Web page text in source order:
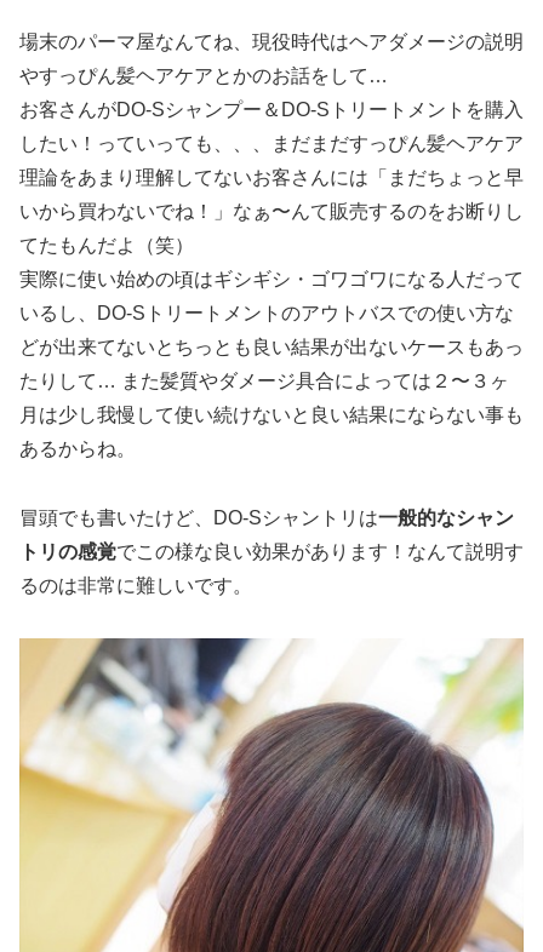
場末のパーマ屋なんてね、現役時代はヘアダメージの説明
やすっぴん髪ヘアケアとかのお話をして…
お客さんがDO-Sシャンプー＆DO-Sトリートメントを購入
したい！っていっても、、、まだまだすっぴん髪ヘアケア
理論をあまり理解してないお客さんには「まだちょっと早
いから買わないでね！」なぁ〜んて販売するのをお断りし
てたもんだよ（笑）
実際に使い始めの頃はギシギシ・ゴワゴワになる人だって
いるし、DO-Sトリートメントのアウトバスでの使い方な
どが出来てないとちっとも良い結果が出ないケースもあっ
たりして… また髪質やダメージ具合によっては２〜３ヶ
月は少し我慢して使い続けないと良い結果にならない事も
あるからね。
冒頭でも書いたけど、DO-Sシャントリは一般的なシャン
トリの感覚でこの様な良い効果があります！なんて説明す
るのは非常に難しいです。